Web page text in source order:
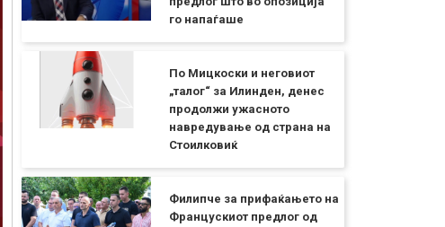
го напаѓаше
По Мицкоски и неговиот
„талог“ за Илинден, денес
продолжи ужасното
навредување од страна на
Стоилковиќ
Филипче за прифаќањето на
Францускиот предлог од